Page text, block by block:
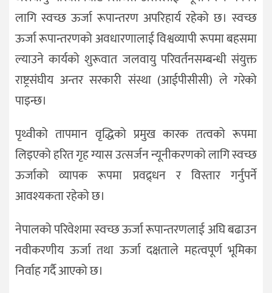
लागि स्वच्छ ऊर्जा रूपान्तरण अपरिहार्य रहेको छ। स्वच्छ
ऊर्जा रूपान्तरणको अवधारणालाई विश्वव्यापी रूपमा बहसमा
ल्याउने कार्यको शुरूवात जलवायु परिवर्तनसम्बन्धी संयुक्त
राष्ट्रसंघीय अन्तर सरकारी संस्था (आईपीसीसी) ले गरेको
पाइन्छ।
पृथ्वीको तापमान वृद्धिको प्रमुख कारक तत्वको रूपमा
लिइएको हरित गृह ग्यास उत्सर्जन न्यूनीकरणको लागि स्वच्छ
ऊर्जाको व्यापक रूपमा प्रवद्र्धन र विस्तार गर्नुपर्ने
आवश्यकता रहेको छ।
नेपालको परिवेशमा स्वच्छ ऊर्जा रूपान्तरणलाई अघि बढाउन
नवीकरणीय ऊर्जा तथा ऊर्जा दक्षताले महत्वपूर्ण भूमिका
निर्वाह गर्दै आएको छ।